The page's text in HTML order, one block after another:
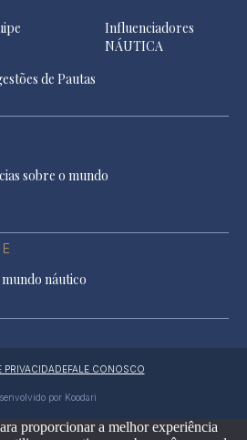
Influenciadores
NÁUTICA
de Pautas
sobre o mundo
náutico
PRIVACIDADEFALE CONOSCO
por Koodari
proporcionar a melhor experiência